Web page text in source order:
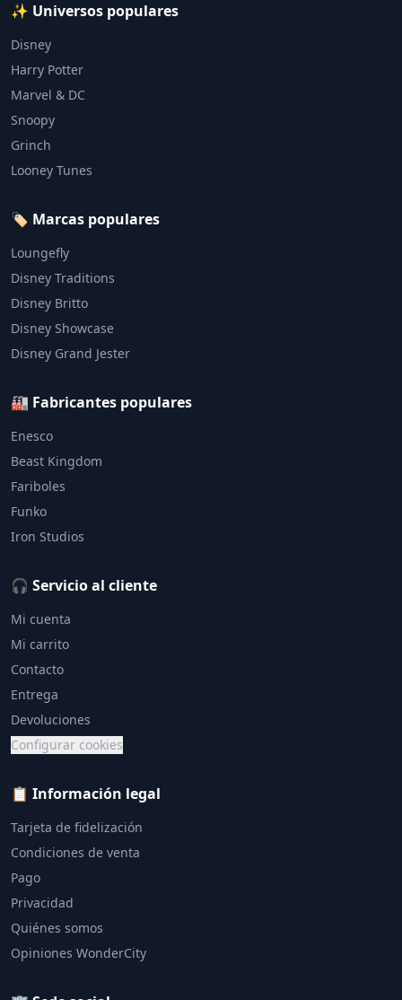
✨ Universos populares
Disney
Harry Potter
Marvel & DC
Snoopy
Grinch
Looney Tunes
🏷️ Marcas populares
Loungefly
Disney Traditions
Disney Britto
Disney Showcase
Disney Grand Jester
🏭 Fabricantes populares
Enesco
Beast Kingdom
Fariboles
Funko
Iron Studios
🎧 Servicio al cliente
Mi cuenta
Mi carrito
Contacto
Entrega
Devoluciones
Configurar cookies
📋 Información legal
Tarjeta de fidelización
Condiciones de venta
Pago
Privacidad
Quiénes somos
Opiniones WonderCity